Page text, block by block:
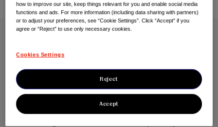
IX Edición del Foro Premios Afectivo-Efectivo
Estos galardones reconocen aquellas iniciativas que
mejoran la salud y destacan por su compromiso con
el paciente y la innovación, siguiendo el modelo
how to improve our site, keep things relevant for you and enable social media
functions and ads. For more information (including data sharing with partners)
or to adjust your preferences, see “Cookie Settings”. Click “Accept” if you
agree or “Reject” to use only necessary cookies.
Cookies Settings
Reject
Accept